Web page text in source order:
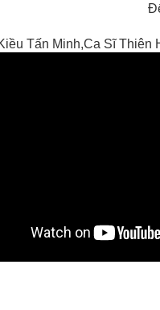
Tấn Minh,Ca Sĩ Thiên